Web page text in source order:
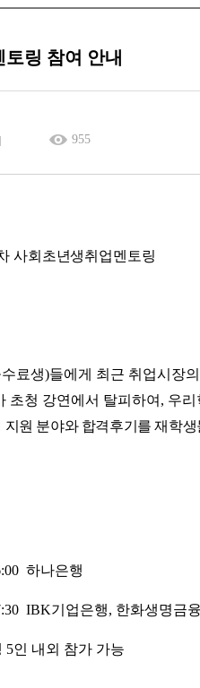
토링 참여 안내
955
사회초년생취업멘토링
수료생)들에게 최근 취업시장
초청 강연에서 탈피하여 , 우리
원 분야와 합격후기를 재학
하나은행
IBK기업은행, 한화생명금
5인 내외 참가 가능